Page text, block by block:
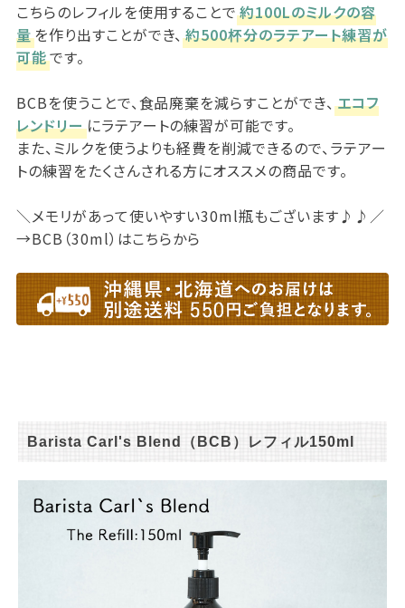
こちらのレフィルを使用することで約100Lのミルクの容
量を作り出すことができ、約500杯分のラテアート練習が
可能です。
BCBを使うことで、食品廃棄を減らすことができ、 エコフ
レンドリーにラテアートの練習が可能です。
また、ミルクを使うよりも経費を削減できるので、ラテアー
トの練習をたくさんされる方にオススメの商品です。
＼メモリがあって使いやすい30ml瓶もございます♪♪／
→BCB（30ml）はこちらから
Barista Carl's Blend（BCB）レフィル150ml